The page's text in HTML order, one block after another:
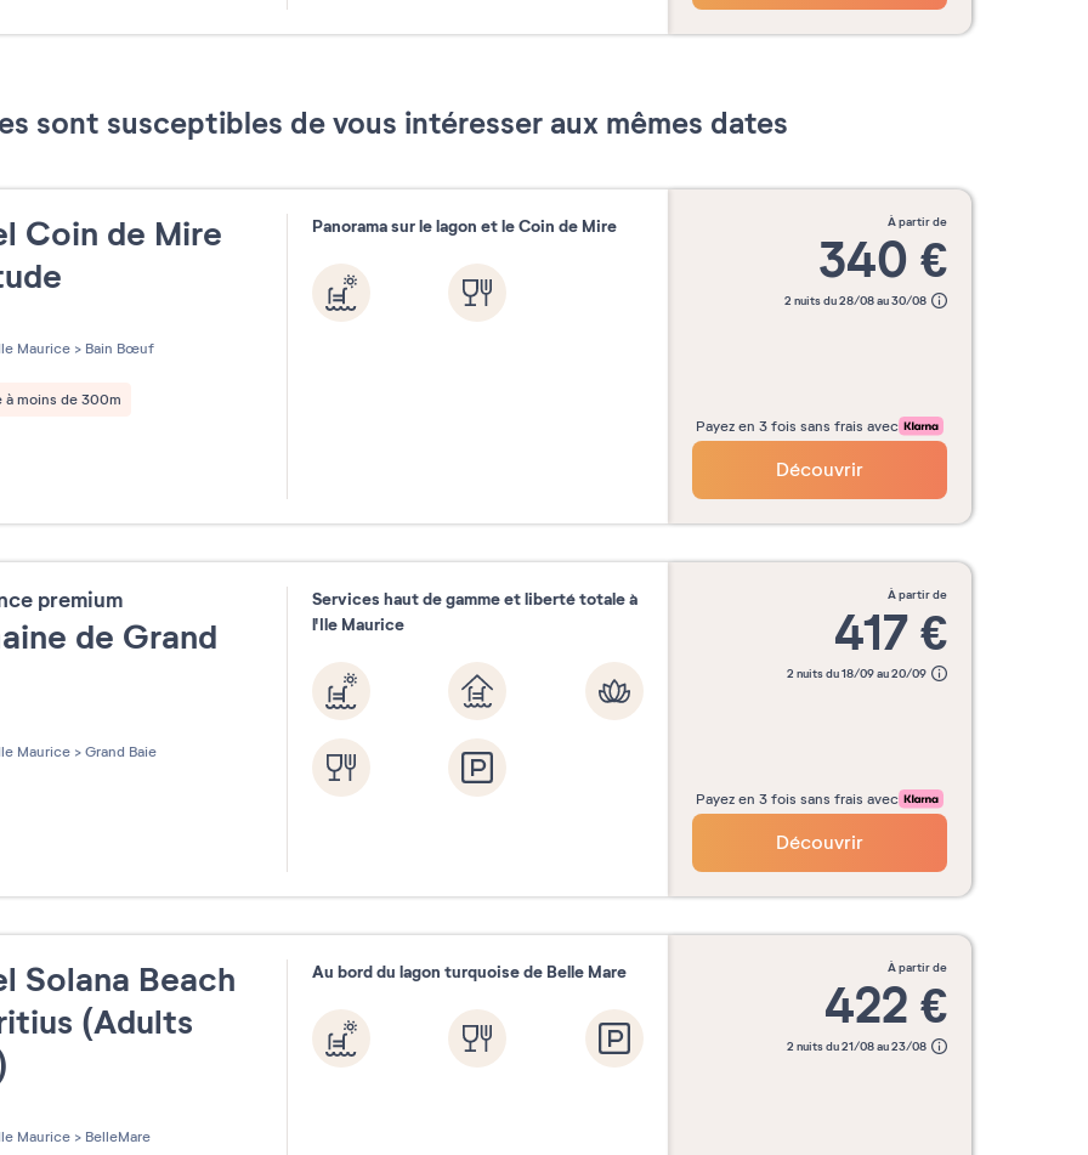
2026
Octobre
2026
Novembre
2026
sont susceptibles de vous intéresser aux mêmes dates
Coin de Mire
sur 5
Ile Maurice > Bain Bœuf
à moins de 300m
Panorama sur le lagon et le Coin de Mire à partir de
340 €
2 nuits du 28/08 au 30/08
Payez en 3 fois sans frais avec
Découvrir
premium
de Grand
sur 5
Ile Maurice > Grand Baie
Services haut de gamme et liberté totale à
l'Ile Maurice
à partir de
417€
2 nuits du 18/09 au 20/09
Payez en 3 fois sans frais avec
Découvrir
Solana Beach
(Adults
sur 5
Ile Maurice > BelleMare
Au bord du lagon turquoise de Belle Mare à partir de
422 €
2 nuits du 21/08 au 23/08